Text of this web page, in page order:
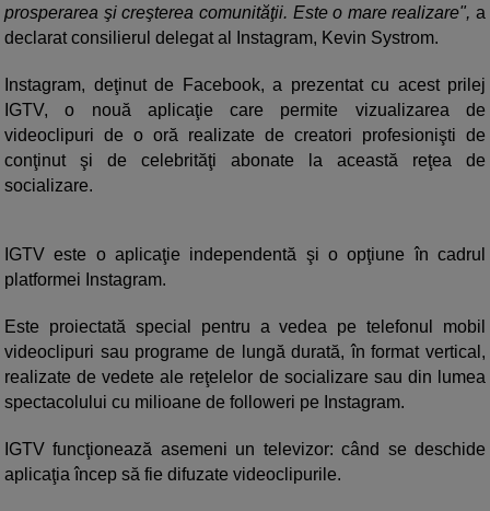
prosperarea şi creşterea comunităţii. Este o mare realizare", a
declarat consilierul delegat al Instagram, Kevin Systrom.
Instagram, deţinut de Facebook, a prezentat cu acest prilej
IGTV, o nouă aplicaţie care permite vizualizarea de
videoclipuri de o oră realizate de creatori profesionişti de
conţinut şi de celebrităţi abonate la această reţea de
socializare.
IGTV este o aplicaţie independentă şi o opţiune în cadrul
platformei Instagram.
Este proiectată special pentru a vedea pe telefonul mobil
videoclipuri sau programe de lungă durată, în format vertical,
realizate de vedete ale reţelelor de socializare sau din lumea
spectacolului cu milioane de followeri pe Instagram.
IGTV funcţionează asemeni un televizor: când se deschide
aplicaţia încep să fie difuzate videoclipurile.